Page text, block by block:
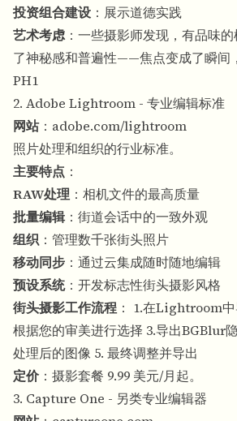
投资组合建设 ：展示道德实践
艺术考虑：一些摄影师发现，有品味
了神秘感和普遍性——焦点变成了瞬间
PH1
2. Adobe Lightroom - 专业编辑标准
网站： adobe.com/lightroom
照片处理和组织的行业标准。
主要特点 ：
RAW处理 ：相机文件的最高质量
批量编辑：街道会话中的一致外观
组织 ：管理数千张街头照片
移动同步 ：通过云集成随时随地编辑
预设系统：开发标志性街头摄影风格
街头摄影工作流程 ： 1.在Lightroom
根据您的审美进行选择 3.导出BGBlur
处理后的图像 5. 最终调整并导出
定价：摄影套餐 9.99 美元/月起。
3. Capture One - 另类专业编辑器